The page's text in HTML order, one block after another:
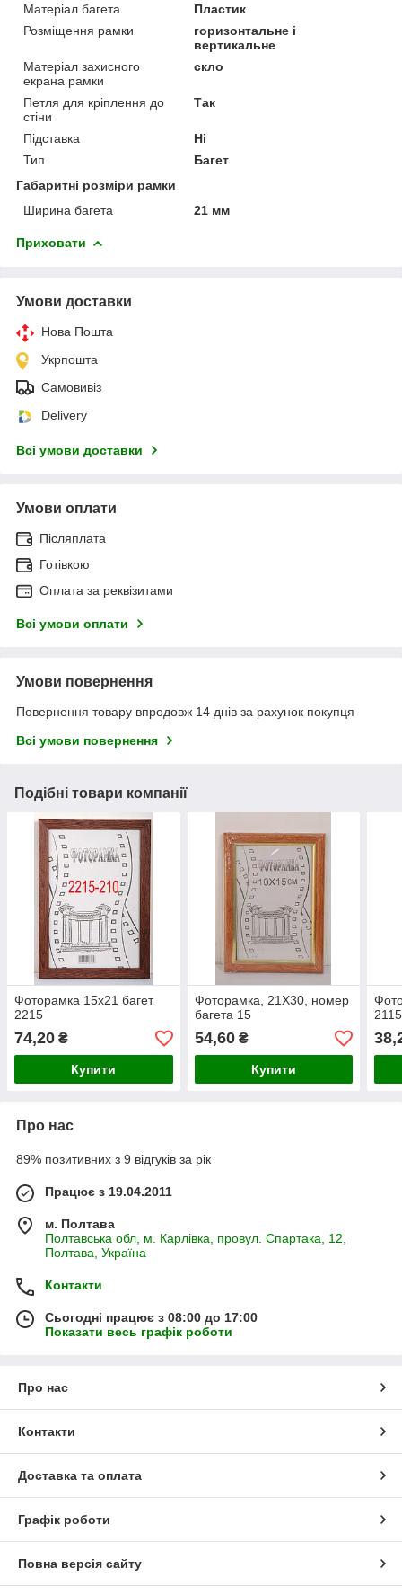
Матеріал багета
Пластик
Розміщення рамки
горизонтальне і
вертикальне
Матеріал захисного
екрана рамки
скло
Петля для кріплення до
стіни
Так
Підставка
Ні
Тип
Багет
Габаритні розміри рамки
Ширина багета
21 мм
Приховати
Умови доставки
Нова Пошта
Укрпошта
Самовивіз
Delivery
Всі умови доставки
Умови оплати
Післяплата
Готівкою
Оплата за реквізитами
Всі умови оплати
Умови повернення
Повернення товару впродовж 14 днів за рахунок покупця
Всі умови повернення
Подібні товари компанії
Фоторамка 15х21 багет
2215
74,20 ₴
Купити
Фоторамка, 21Х30, номер
багета 15
54,60₴
Купити
2115
Про нас
89% позитивних з 9 відгуків за рік
Працює з 19.04.2011
м. Полтава
Полтавська обл, м. Карлівка, провул. Спартака, 12,
Полтава, Україна
Контакти
Сьогодні працює з 08:00 до 17:00
Показати весь графік роботи
Про нас
Контакти
Доставка та оплата
Графік роботи
Повна версія сайту